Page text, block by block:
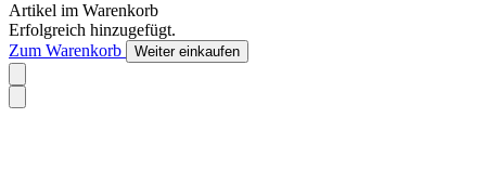
Artikel im Warenkorb
Erfolgreich hinzugefügt.
Zum Warenkorb
Weiter einkaufen